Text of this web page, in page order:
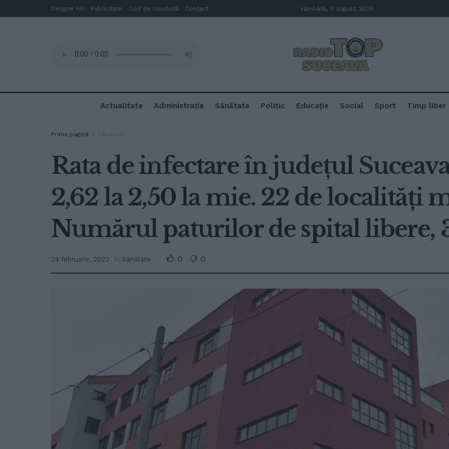
Despre noi Publicitate Cod de conduită Contact sâmbătă, 8 august, 2026
Actualitate Administrație Sănătate Politic Educație Social Sport Timp liber
Prima pagină Sănătate
Rata de infectare în județul
2,62 la 2,50 la mie. 22 de localități
Numărul paturilor de spital libere,
24 februarie, 2022 în Sănătate 0 0